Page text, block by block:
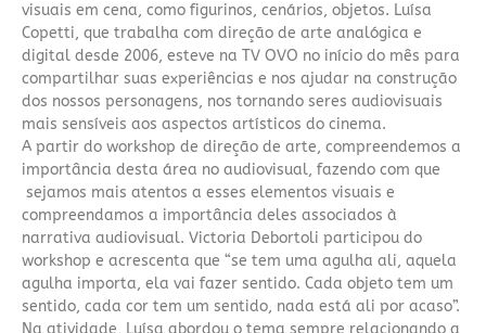
visuais em cena, como figurinos, cenários, objetos. Luísa
Copetti, que trabalha com direção de arte analógica e
digital desde 2006, esteve na TV OVO no início do mês para
compartilhar suas experiências e nos ajudar na construção
dos nossos personagens, nos tornando seres audiovisuais
mais sensíveis aos aspectos artísticos do cinema.
A partir do workshop de direção de arte, compreendemos a
importância desta área no audiovisual, fazendo com que
sejamos mais atentos a esses elementos visuais e
compreendamos a importância deles associados à
narrativa audiovisual. Victoria Debortoli participou do
workshop e acrescenta que “se tem uma agulha ali, aquela
agulha importa, ela vai fazer sentido. Cada objeto tem um
sentido, cada cor tem um sentido, nada está ali por acaso”.
Na atividade, Luísa abordou o tema sempre relacionando a